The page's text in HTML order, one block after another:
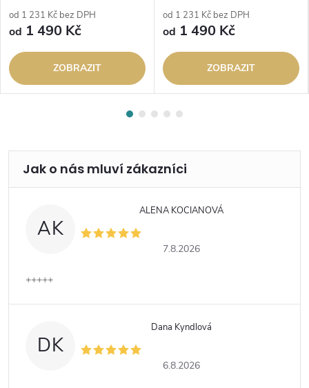
od 1 231 Kč bez DPH
od 1 490 Kč
ZOBRAZIT
od 1 231 Kč bez DPH
od 1 490 Kč
ZOBRAZIT
AK
ALENA KOCIANOVÁ
7.8.2026
+++++
DK
Dana Kyndlová
6.8.2026